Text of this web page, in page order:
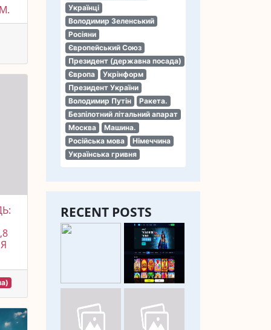
Українці
Володимир Зеленський
Росіяни
Європейський Союз
Президент (державна посада)
Європа
Укрінформ
Президент України
Володимир Путін
Ракета.
Безпілотний літальний апарат
Москва
Машина.
Російська мова
Німеччина
Українська гривня
RECENT POSTS